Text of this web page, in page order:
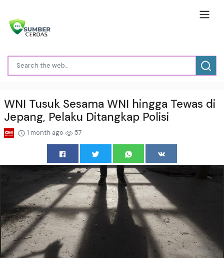
WNI Tusuk Sesama WNI hingga Tewas di
Jepang, Pelaku Ditangkap Polisi
1 month ago 57